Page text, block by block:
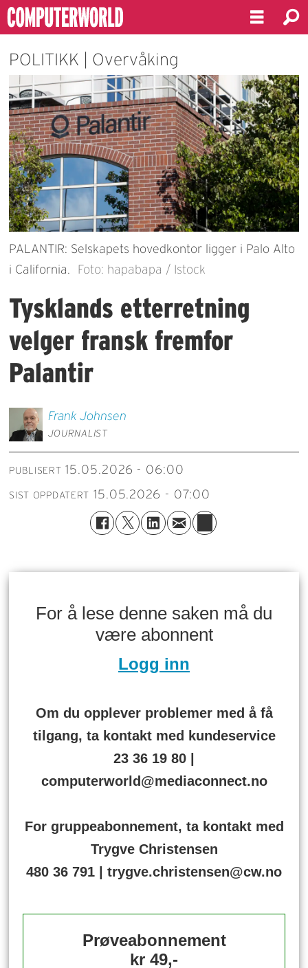
POLITIKK | Overvåking
PALANTIR: Selskapets hovedkontor ligger i Palo Alto
i California.
Foto: hapabapa / Istock
Tysklands etterretning
velger fransk fremfor
Palantir
Frank Johnsen
JOURNALIST
PUBLISERT 15.05.2026 - 06:00
SIST OPPDATERT 15.05.2026 - 07:00
For å lese denne saken må du
være abonnent
Logg inn
Om du opplever problemer med å få
tilgang, ta kontakt med kundeservice
23 36 19 80 |
computerworld@mediaconnect.no
For gruppeabonnement, ta kontakt med
Trygve Christensen
480 36 791 | trygve.christensen@cw.no
Prøveabonnement
kr 49,-